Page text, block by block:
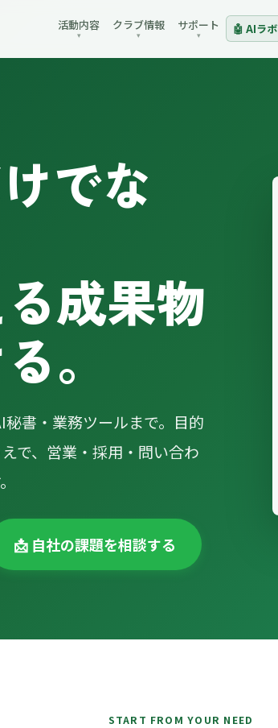
活動内容
▾
クラブ情報
▾
サポート
▾ 🤖 AIラボ
でな
成果物
。
書・業務ツールまで。目的
で、営業・採用・問い合わ
📩 自社の課題を相談する
START FROM YOUR NEED